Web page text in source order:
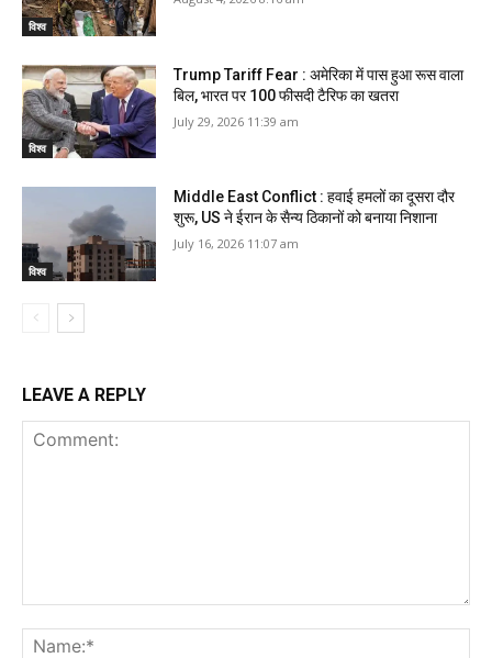
विश्व
विश्व
Trump Tariff Fear : अमेरिका में पास हुआ रूस वाला
बिल, भारत पर 100 फीसदी टैरिफ का खतरा
July 29, 2026 11:39 am
विश्व
Middle East Conflict : हवाई हमलों का दूसरा दौर
शुरू, US ने ईरान के सैन्य ठिकानों को बनाया निशाना
July 16, 2026 11:07 am
LEAVE A REPLY